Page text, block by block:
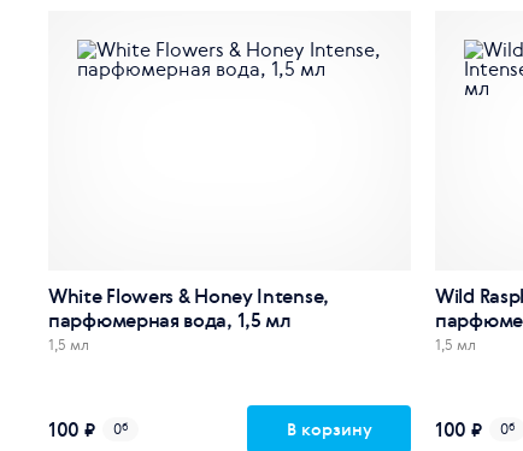
White Flowers & Honey Intense,
парфюмерная вода, 1,5 мл
1,5 мл
100 ₽ 0б В корзину
Wild
1,5 мл
100 ₽ 0б